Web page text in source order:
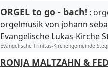
ORGEL to go - bach! :
orgelmusik von johann
Evangelische Lukas-Kirche
Evangelische Trinitas-Kirchengemeinde
RONJA MALTZAHN &